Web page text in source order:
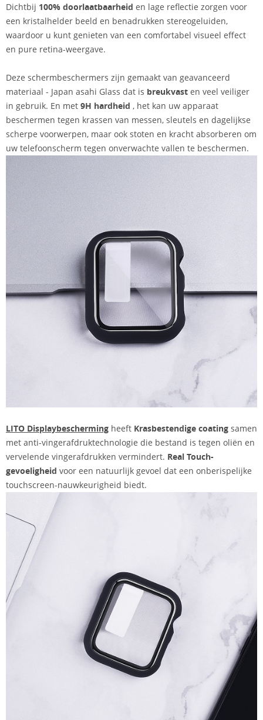
Dichtbij 100% doorlaatbaarheid en lage reflectie zorgen voor
een kristalhelder beeld en benadrukken stereogeluiden,
waardoor u kunt genieten van een comfortabel visueel effect
en pure retina-weergave.
Deze schermbeschermers zijn gemaakt van geavanceerd
materiaal - Japan asahi Glass dat is breukvast en veel veiliger
in gebruik. En met 9H hardheid , het kan uw apparaat
beschermen tegen krassen van messen, sleutels en dagelijkse
scherpe voorwerpen, maar ook stoten en kracht absorberen om
uw telefoonscherm tegen onverwachte vallen te beschermen.
LITO Displaybescherming heeft Krasbestendige coating samen
met anti-vingerafdruktechnologie die bestand is tegen oliën en
vervelende vingerafdrukken vermindert. Real Touch-
gevoeligheid voor een natuurlijk gevoel dat een onberispelijke
touchscreen-nauwkeurigheid biedt.